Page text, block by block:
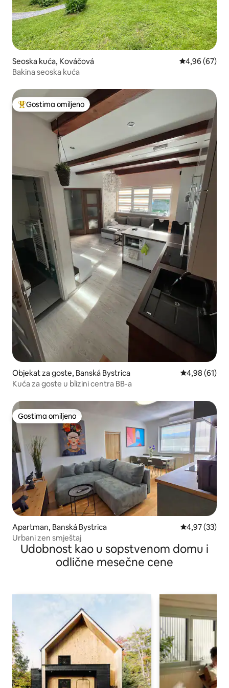
Seoska kuća, Kováčová Prosečna
4,96 (67)
Bakina seoska kuća
Najuspešniji među gostima omiljenim
Gostima omiljeno
Objekat za goste, Banská Bystrica Prosečna
4,98 (61)
Kuća za goste u blizini centra BB-a
Gostima omiljeno
Gostima omiljeno
Apartman, Banská Bystrica Prosečna
4,97 (33)
Urbani zen smještaj
Udobnost kao u sopstvenom domu i
odlične mesečne cene